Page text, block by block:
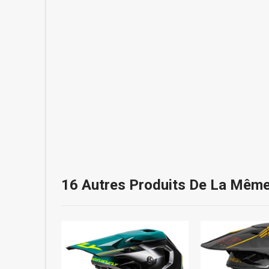
16 Autres Produits De La